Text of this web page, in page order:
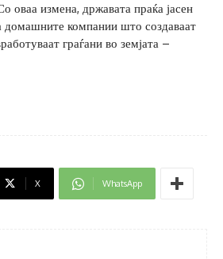
оваа измена, државата праќа јасен
домашните компании што создаваат
граѓани во земјата –
X WhatsApp